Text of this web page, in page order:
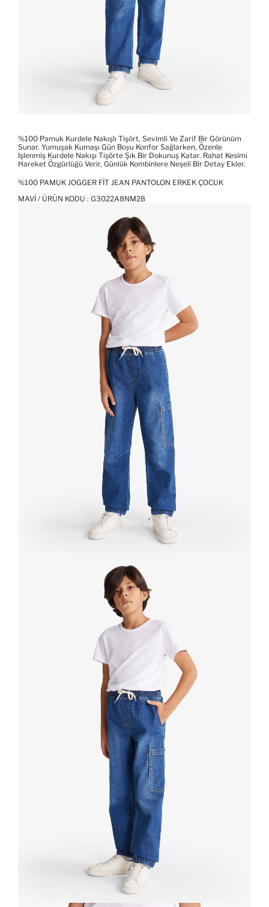
%100 Pamuk Kurdele Nakışlı Tişört, Sevimli Ve Zarif Bir Görünüm
Sunar. Yumuşak Kumaşı Gün Boyu Konfor Sağlarken, Özenle
Işlenmiş Kurdele Nakışı Tişörte Şık Bir Dokunuş Katar. Rahat Kesimi
Hareket Özgürlüğü Verir, Günlük Kombinlere Neşeli Bir Detay Ekler.
%100 PAMUK JOGGER FIT JEAN PANTOLON ERKEK ÇOCUK
MAVI / ÜRÜN KODU : G3022A8NM28